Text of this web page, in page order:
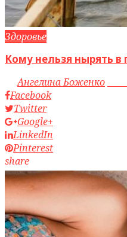
Здоровье
Кому нельзя нырять в
byАнгелина Боженко
Facebook
Twitter
Google+
LinkedIn
Pinterest
share